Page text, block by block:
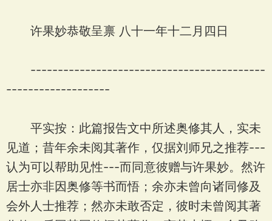
许果妙恭敬呈禀 八十一年十二月四日
-------------------------------------------
-------------------
平实按：此篇报告文中所述奥修其人，实未
见道；昔年余未阅其著作，仅据刘师兄之推荐---
认为可以帮助见性---而同意彼赠与许果妙。然许
居士亦非因奥修等书而悟；余亦未曾向诸同修及
会外人士推荐；然亦未敢否定，彼时未曾阅其著